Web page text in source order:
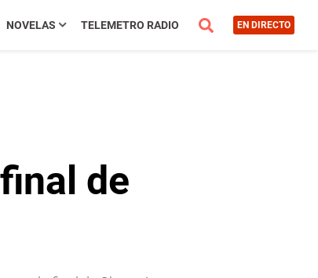
NOVELAS TELEMETRO RADIO EN DIRECTO
de